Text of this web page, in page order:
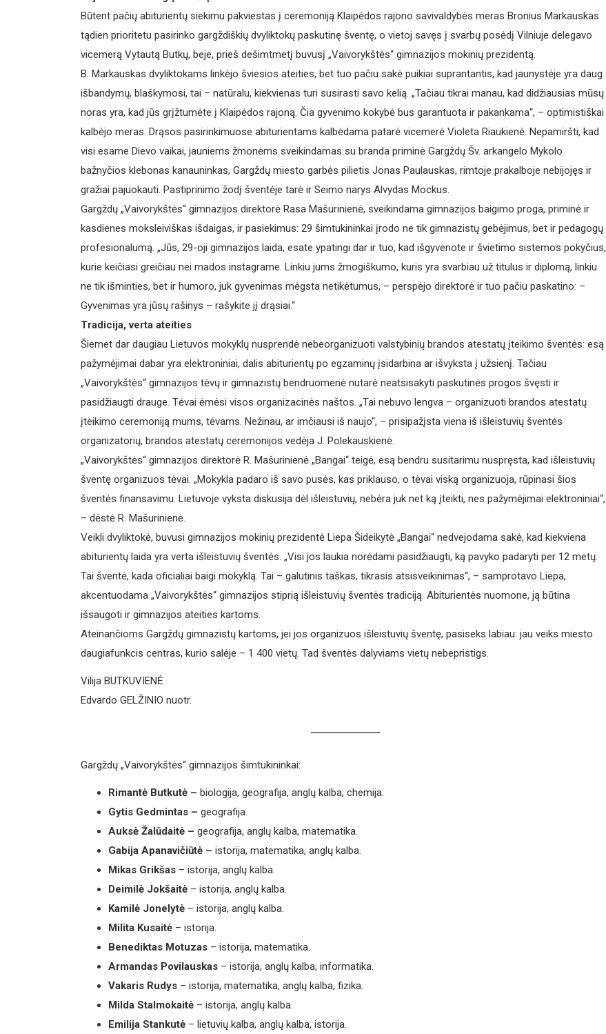
Būtent pačių abiturientų siekimu pakviestas į ceremoniją Klaipėdos rajono savivaldybės meras Bronius Markauskas
tądien prioritetu pasirinko gargždiškių dvyliktokų paskutinę šventę, o vietoj savęs į svarbų posėdį Vilniuje delegavo
vicemerą Vytautą Butkų, beje, prieš dešimtmetį buvusį „Vaivorykštės“ gimnazijos mokinių prezidentą.
B. Markauskas dvyliktokams linkėjo šviesios ateities, bet tuo pačiu sakė puikiai suprantantis, kad jaunystėje yra daug
išbandymų, blaškymosi, tai – natūralu, kiekvienas turi susirasti savo kelią. „Tačiau tikrai manau, kad didžiausias mūsų
noras yra, kad jūs grįžtumėte į Klaipėdos rajoną. Čia gyvenimo kokybė bus garantuota ir pakankama“, – optimistiškai
kalbėjo meras. Drąsos pasirinkimuose abiturientams kalbėdama patarė vicemerė Violeta Riaukienė. Nepamiršti, kad
visi esame Dievo vaikai, jauniems žmonėms sveikindamas su branda priminė Gargždų Šv. arkangelo Mykolo
bažnyčios klebonas kanauninkas, Gargždų miesto garbės pilietis Jonas Paulauskas, rimtoje prakalboje nebijojęs ir
gražiai pajuokauti. Pastiprinimo žodį šventėje tarė ir Seimo narys Alvydas Mockus.
Gargždų „Vaivorykštės“ gimnazijos direktorė Rasa Mašurinienė, sveikindama gimnazijos baigimo proga, priminė ir
kasdienes moksleiviškas išdaigas, ir pasiekimus: 29 šimtukininkai įrodo ne tik gimnazistų gebėjimus, bet ir pedagogų
profesionalumą. „Jūs, 29-oji gimnazijos laida, esate ypatingi dar ir tuo, kad išgyvenote ir švietimo sistemos pokyčius,
kurie keičiasi greičiau nei mados instagrame. Linkiu jums žmogiškumo, kuris yra svarbiau už titulus ir diplomą, linkiu
ne tik išminties, bet ir humoro, juk gyvenimas mėgsta netikėtumus, – perspėjo direktorė ir tuo pačiu paskatino: –
Gyvenimas yra jūsų rašinys – rašykite jį drąsiai.“
Tradicija, verta ateities
Šiemet dar daugiau Lietuvos mokyklų nusprendė nebeorganizuoti valstybinių brandos atestatų įteikimo šventės: esą
pažymėjimai dabar yra elektroniniai, dalis abiturientų po egzaminų įsidarbina ar išvyksta į užsienį. Tačiau
„Vaivorykštės“ gimnazijos tėvų ir gimnazistų bendruomenė nutarė neatsisakyti paskutinės progos švęsti ir
pasidžiaugti drauge. Tėvai ėmėsi visos organizacinės naštos. „Tai nebuvo lengva – organizuoti brandos atestatų
įteikimo ceremoniją mums, tėvams. Nežinau, ar imčiausi iš naujo“, – prisipažįsta viena iš išleistuvių šventės
organizatorių, brandos atestatų ceremonijos vedėja J. Polekauskienė.
„Vaivorykštės“ gimnazijos direktorė R. Mašurinienė „Bangai“ teigė, esą bendru susitarimu nuspręsta, kad išleistuvių
šventę organizuos tėvai. „Mokykla padaro iš savo pusės, kas priklauso, o tėvai viską organizuoja, rūpinasi šios
šventės finansavimu. Lietuvoje vyksta diskusija dėl išleistuvių, nebėra juk net ką įteikti, nes pažymėjimai elektroniniai“,
– dėstė R. Mašurinienė.
Veikli dvyliktokė, buvusi gimnazijos mokinių prezidentė Liepa Šideikytė „Bangai“ nedvejodama sakė, kad kiekviena
abiturientų laida yra verta išleistuvių šventės. „Visi jos laukia norėdami pasidžiaugti, ką pavyko padaryti per 12 metų.
Tai šventė, kada oficialiai baigi mokyklą. Tai – galutinis taškas, tikrasis atsisveikinimas“, – samprotavo Liepa,
akcentuodama „Vaivorykštės“ gimnazijos stiprią išleistuvių šventės tradiciją. Abiturientės nuomone, ją būtina
išsaugoti ir gimnazijos ateities kartoms.
Ateinančioms Gargždų gimnazistų kartoms, jei jos organizuos išleistuvių šventę, pasiseks labiau: jau veiks miesto
daugiafunkcis centras, kurio salėje – 1 400 vietų. Tad šventės dalyviams vietų nebepristigs.
Vilija BUTKUVIENĖ
Edvardo GELŽINIO nuotr.
Gargždų „Vaivorykštės“ gimnazijos šimtukininkai:
Rimantė Butkutė – biologija, geografija, anglų kalba, chemija.
Gytis Gedmintas – geografija.
Auksė Žalūdaitė – geografija, anglų kalba, matematika.
Gabija Apanavičiūtė – istorija, matematika, anglų kalba.
Mikas Grikšas – istorija, anglų kalba.
Deimilė Jokšaitė – istorija, anglų kalba.
Kamilė Jonelytė – istorija, anglų kalba.
Milita Kusaitė – istorija.
Benediktas Motuzas – istorija, matematika.
Armandas Povilauskas – istorija, anglų kalba, informatika.
Vakaris Rudys – istorija, matematika, anglų kalba, fizika.
Milda Stalmokaitė – istorija, anglų kalba.
Emilija Stankutė – lietuvių kalba, anglų kalba, istorija.